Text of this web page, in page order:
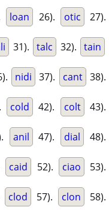
loan 26). otic 27).
31). talc 32). tain
nidi 37). cant 38).
cold 42). colt 43).
anil 47). dial 48).
caid 52). ciao 53).
clod 57). clon 58).